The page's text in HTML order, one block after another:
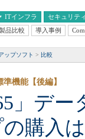
ITインフラ セキュリティ
ープライズAI
ステム
品比較 導入事例
ップソフト 比較
」デ
購入
機能【後編】